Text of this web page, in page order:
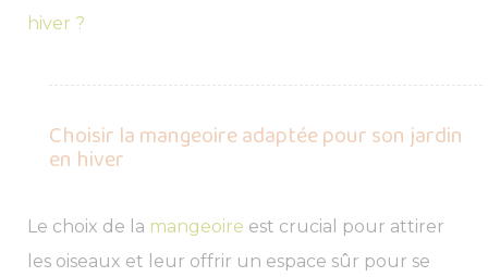
hiver ?
Choisir la mangeoire adaptée pour son jardin
en hiver
Le choix de la mangeoire est crucial pour attirer
les oiseaux et leur offrir un espace sûr pour se